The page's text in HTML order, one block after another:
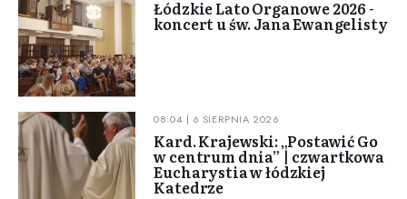
Łódzkie Lato Organowe 2026 -
koncert u św. Jana Ewangelisty
08:04 | 6 SIERPNIA 2026
Kard. Krajewski: „Postawić Go
w centrum dnia” | czwartkowa
Eucharystia w łódzkiej
Katedrze